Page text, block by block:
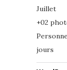
Juillet
+02
jours